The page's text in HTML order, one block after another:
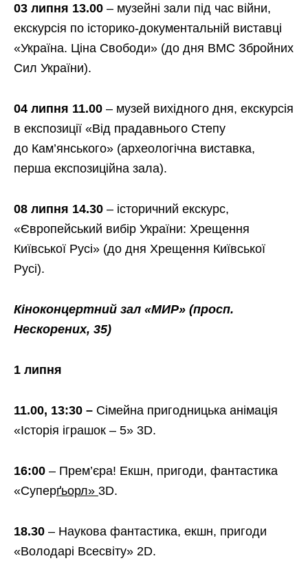
03 липня 13.00 – музейні зали під час війни,
екскурсія по історико-документальній виставці
«Україна. Ціна Свободи» (до дня ВМС Збройних
Сил України).
04 липня 11.00 – музей вихідного дня, екскурсія
в експозиції «Від прадавнього Степу
до Кам’янського» (археологічна виставка,
перша експозиційна зала).
08 липня 14.30 – історичний екскурс,
«Європейський вибір України: Хрещення
Київської Русі» (до дня Хрещення Київської
Русі).
Кіноконцертний зал «МИР» (просп.
Нескорених, 35)
1 липня
11.00, 13:30 – Сімейна пригодницька анімація
«Історія іграшок – 5» 3D.
16:00 – Прем’єра! Екшн, пригоди, фантастика
«Суперґьорл» 3D.
18.30 – Наукова фантастика, екшн, пригоди
«Володарі Всесвіту» 2D.